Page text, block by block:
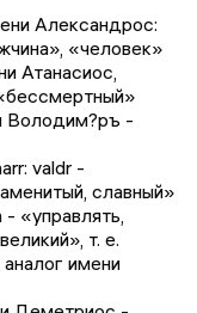
Александрос:
«человек»
Атанасиос,
Володим?ръ -
valdr -
славный»
«управлять,
т. е.
имени